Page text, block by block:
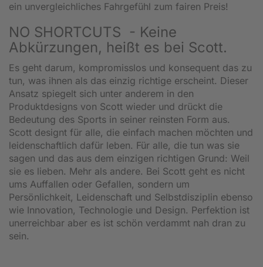
ein unvergleichliches Fahrgefühl zum fairen Preis!
NO SHORTCUTS - Keine
Abkürzungen, heißt es bei Scott.
Es geht darum, kompromisslos und konsequent das zu
tun, was ihnen als das einzig richtige erscheint. Dieser
Ansatz spiegelt sich unter anderem in den
Produktdesigns von Scott wieder und drückt die
Bedeutung des Sports in seiner reinsten Form aus.
Scott designt für alle, die einfach machen möchten und
leidenschaftlich dafür leben. Für alle, die tun was sie
sagen und das aus dem einzigen richtigen Grund: Weil
sie es lieben. Mehr als andere. Bei Scott geht es nicht
ums Auffallen oder Gefallen, sondern um
Persönlichkeit, Leidenschaft und Selbstdisziplin ebenso
wie Innovation, Technologie und Design. Perfektion ist
unerreichbar aber es ist schön verdammt nah dran zu
sein.